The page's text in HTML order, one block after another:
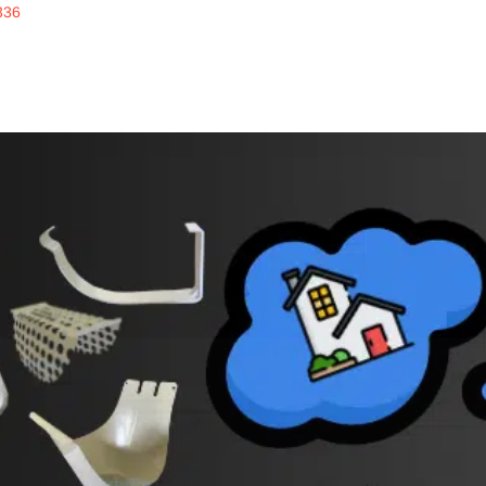
artikel menarik untuk disimak, seputar